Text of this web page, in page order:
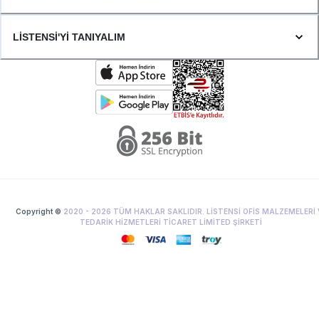
LİSTENSİ'Yİ TANIYALIM
Copyright © 2020 - 2026 TÜM HAKLAR SAKLIDIR. LİSTENSİ OFİS MALZEMELERİ
TEDARİK HİZMETLERİ TİCARET LİMİTED ŞİRKETİ